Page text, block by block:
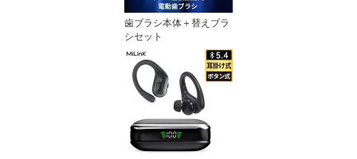
歯ブラシ本体＋替えブラ
シセット